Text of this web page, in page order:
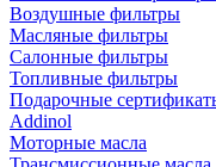
Воздушные фильтры
Масляные фильтры
Салонные фильтры
Топливные фильтры
Подарочные
Addinol
Моторные масла